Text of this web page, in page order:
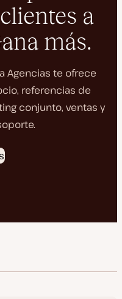
a
más.
Agencias te ofrece
referencias de
conjunto, ventas y